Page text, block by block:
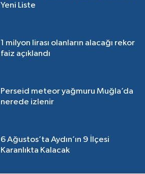
Yeni Liste
1 milyon lirası olanların alacağı rekor
faiz açıklandı
Perseid meteor yağmuru Muğla’da
nerede izlenir
6 Ağustos’ta Aydın’ın 9 İlçesi
Karanlıkta Kalacak